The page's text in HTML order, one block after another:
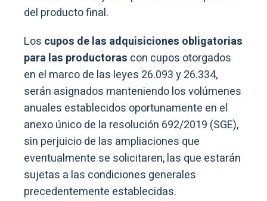
del producto final.
Los cupos de las adquisiciones obligatorias
para las productoras con cupos otorgados
en el marco de las leyes 26.093 y 26.334,
serán asignados manteniendo los volúmenes
anuales establecidos oportunamente en el
anexo único de la resolución 692/2019 (SGE),
sin perjuicio de las ampliaciones que
eventualmente se solicitaren, las que estarán
sujetas a las condiciones generales
precedentemente establecidas.